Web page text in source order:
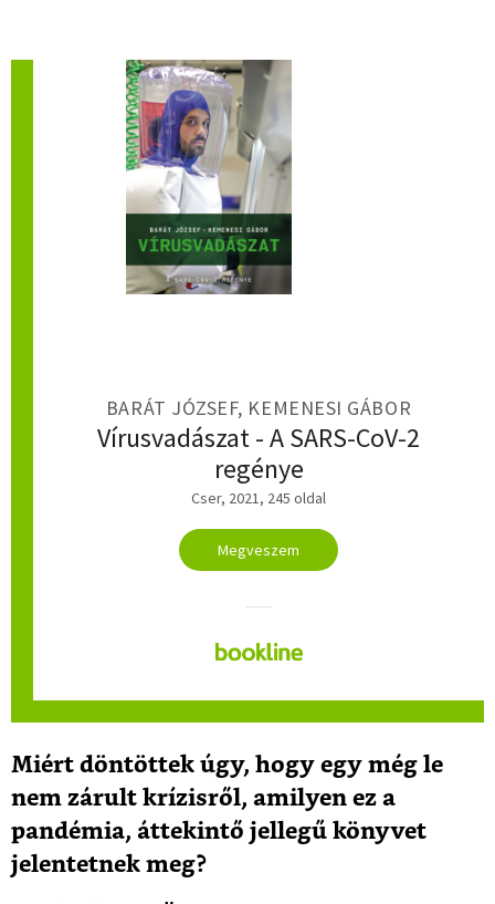
BARÁT JÓZSEF, KEMENESI GÁBOR
Vírusvadászat - A SARS-CoV-2
regénye
Cser, 2021, 245 oldal
Megveszem
Miért döntöttek úgy, hogy egy még le
nem zárult krízisről, amilyen ez a
pandémia, áttekintő jellegű könyvet
jelentetnek meg?